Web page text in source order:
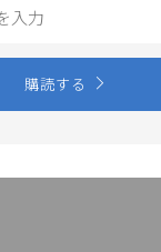
購読する